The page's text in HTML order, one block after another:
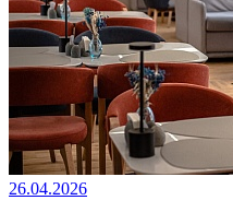
26.04.2026